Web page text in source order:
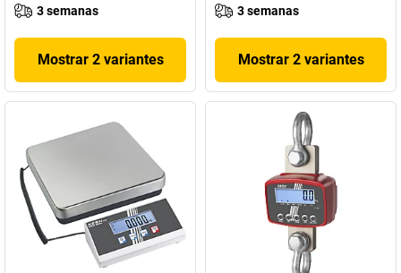
3 semanas
Mostrar 2 variantes
3 semanas
Mostrar 2 variantes